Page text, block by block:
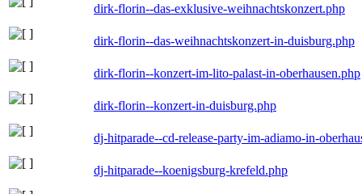
dirk-florin--das-exklusive-weihnachtskonzert.php
dirk-florin--das-weihnachtskonzert-in-duisburg.php
dirk-florin--konzert-im-lito-palast-in-oberhausen.php
dirk-florin--konzert-in-duisburg.php
dj-hitparade--cd-release-party-im-adiamo-in-
dj-hitparade--koenigsburg-krefeld.php